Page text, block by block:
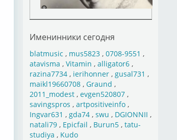
Именинники сегодня
blatmusic , mus5823, 0708-9551 ,
atavisma , Vitamin , alligator6,
razina7734, ierihonner, gusal731 ,
maikl19660708, Graund ,
2011_modest, evgen520807,
savingspros , artpositiveinfo,
Ingvar631 , gda74, swu , DGIONNII ,
natali79, Epicfail , Burun5, tatu-
studiya , Kudo